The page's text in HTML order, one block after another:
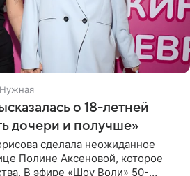
о 18-летней
дочери и получше»
сделала неожиданное
Полине Аксеновой, которое
В эфире «Шоу Воли» 50-